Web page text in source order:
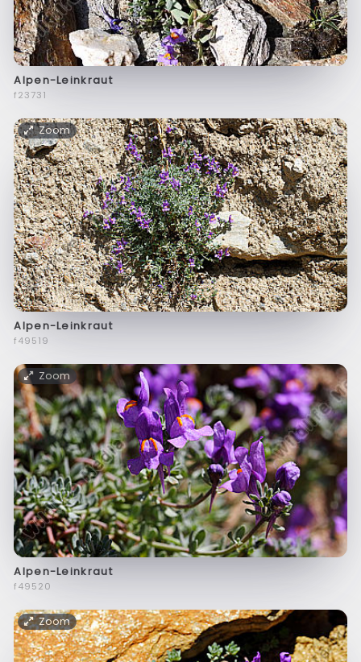
Alpen-Leinkraut
f23731
Zoom
Alpen-Leinkraut
f49519
Zoom
Alpen-Leinkraut
f49520
Zoom